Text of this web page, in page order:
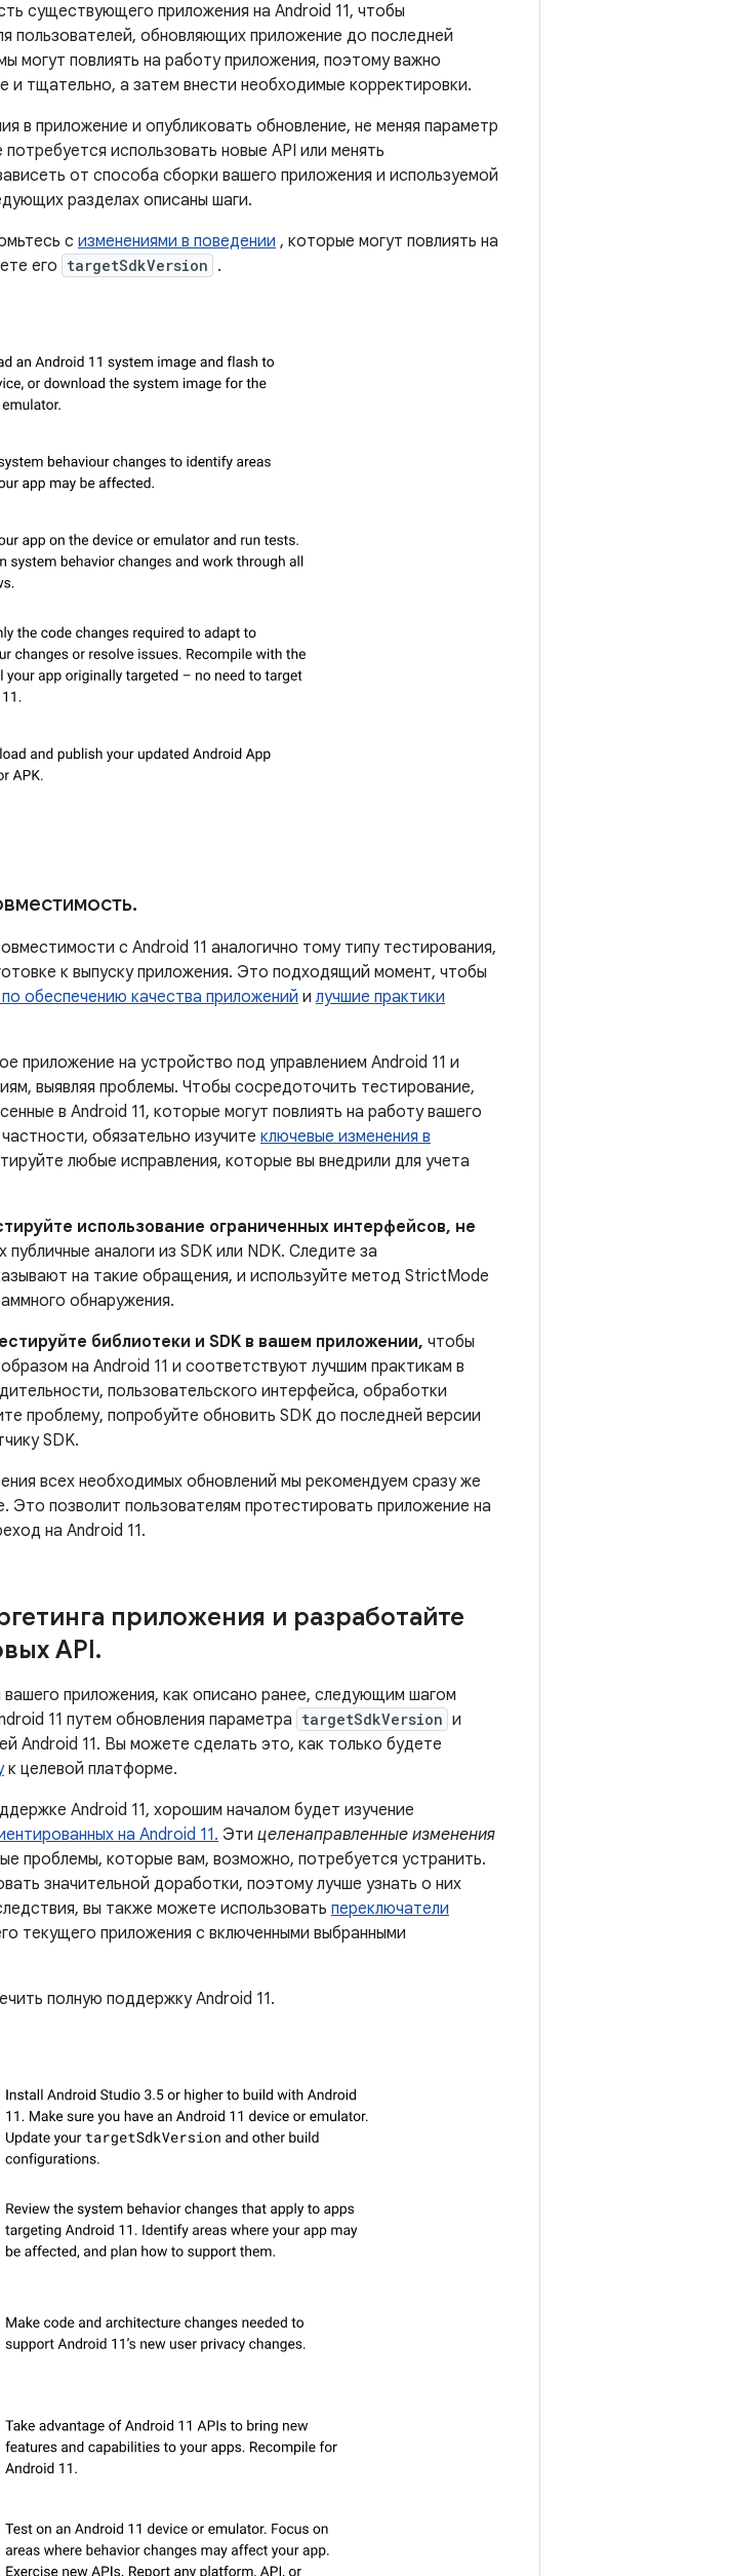
существующего приложения на Android 11, чтобы
пользователей, обновляющих приложение до последней
могут повлиять на работу приложения, поэтому важно
и тщательно, а затем внести необходимые корректировки.
в приложение и опубликовать обновление, не меняя параметр
потребуется использовать новые API или менять
от способа сборки вашего приложения и используемой
разделах описаны шаги.
с изменениями в поведении , которые могут повлиять на
его targetSdkVersion .
.
с Android 11 аналогично тому типу тестирования,
к выпуску приложения. Это подходящий момент, чтобы
обеспечению качества приложений и лучшие практики
приложение на устройство под управлением Android 11 и
выявляя проблемы. Чтобы сосредоточить тестирование,
в Android 11, которые могут повлиять на работу вашего
обязательно изучите ключевые изменения в
любые исправления, которые вы внедрили для учета
использование ограниченных интерфейсов, не
публичные аналоги из SDK или NDK. Следите за
на такие обращения, и используйте метод StrictMode
обнаружения.
библиотеки и SDK в вашем приложении, чтобы
на Android 11 и соответствуют лучшим практикам в
пользовательского интерфейса, обработки
проблему, попробуйте обновить SDK до последней версии
SDK.
всех необходимых обновлений мы рекомендуем сразу же
Это позволит пользователям протестировать приложение на
на Android 11.
приложения и разработайте
API.
приложения, как описано ранее, следующим шагом
11 путем обновления параметра targetSdkVersion и
Android 11. Вы можете сделать это, как только будете
к целевой платформе.
Android 11, хорошим началом будет изучение
на Android 11. Эти целенаправленные изменения
проблемы, которые вам, возможно, потребуется устранить.
значительной доработки, поэтому лучше узнать о них
вы также можете использовать переключатели
текущего приложения с включенными выбранными
полную поддержку Android 11.